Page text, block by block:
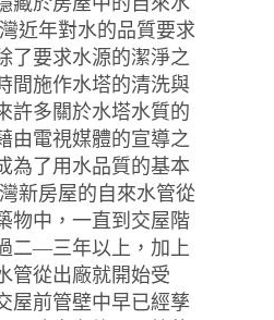
近年對水的品質要求
了要求水源的潔淨之
間施作水塔的清洗與
許多關於水塔水質的
由電視媒體的宣導之
為了用水品質的基本
新房屋的自來水管從
物中，一直到交屋階
二—三年以上，加上
管從出廠就開始受
屋前管壁中早已經孳